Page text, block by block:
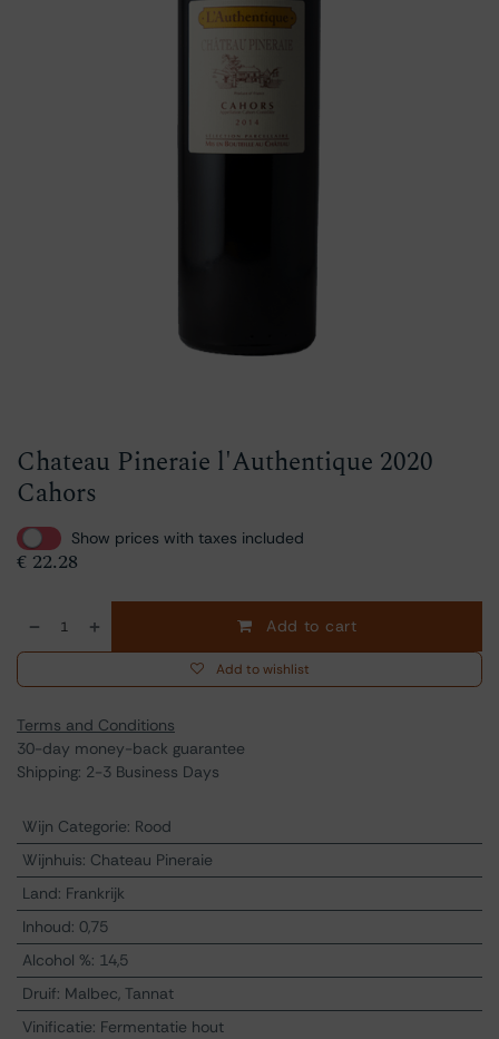
Chateau Pineraie l'Authentique 2020
Cahors
Show prices with taxes included
€ 22.28
Add to cart
Add to wishlist
Terms and Conditions
30-day money-back guarantee
Shipping: 2-3 Business Days
Wijn Categorie: Rood
Wijnhuis: Chateau Pineraie
Land: Frankrijk
Inhoud: 0,75
Alcohol %: 14,5
Druif: Malbec, Tannat
Vinificatie: Fermentatie hout